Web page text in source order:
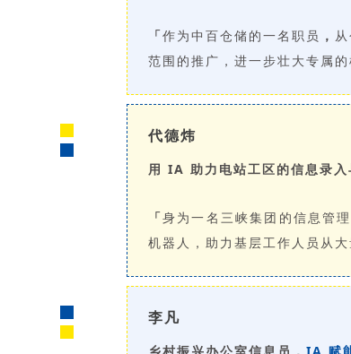
「作为中百仓储的一名职员 ，
范围的推广，进一步壮大专属的
代德炜
用 IA 助力电站工区的信息录入
「身为一名三峡集团的信息管
机器人，助力基层工作人员从
李凡